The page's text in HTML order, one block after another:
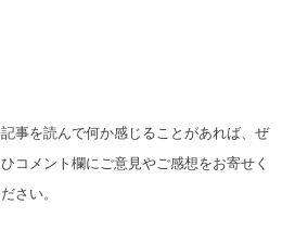
記事を読んで何か感じることがあれば、ぜ
ひコメント欄にご意見やご感想をお寄せく
ださい。